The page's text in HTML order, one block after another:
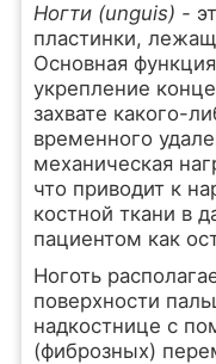
Ногти (unguis) -
пластинки,
Основная
укрепление
захвате какого-
временного
механическая
что приводит к
костной ткани в
пациентом как
Ноготь
поверхности
надкостнице с
(фиброзных)